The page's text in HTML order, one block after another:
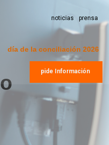
noticias prensa
día de la conciliación 2026
pide Información